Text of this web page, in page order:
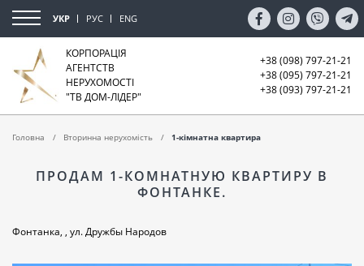
УКР РУС ENG
КОРПОРАЦІЯ
АГЕНТСТВ
НЕРУХОМОСТІ
"ТВ ДОМ-ЛІДЕР"
+38 (098) 797-21-21
+38 (095) 797-21-21
+38 (093) 797-21-21
Головна Вторинна нерухомість 1-кімнатна квартира
ПРОДАМ 1-КОМНАТНУЮ КВАРТИРУ В
ФОНТАНКЕ.
Фонтанка, , ул. Дружбы Народов